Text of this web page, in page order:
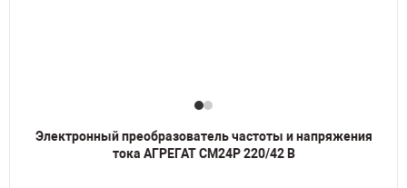
Электронный преобразователь частоты и напряжения
тока АГРЕГАТ СМ24Р 220/42 В